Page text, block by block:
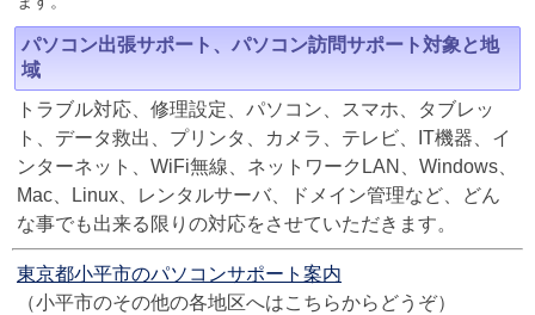
パソコン出張サポート、パソコン訪問サポート対象と地
域
トラブル対応、修理設定、パソコン、スマホ、タブレッ
ト、データ救出、プリンタ、カメラ、テレビ、IT機器、イ
ンターネット、WiFi無線、ネットワークLAN、Windows、
Mac、Linux、レンタルサーバ、ドメイン管理など、どん
な事でも出来る限りの対応をさせていただきます。
東京都小平市のパソコンサポート案内
（小平市のその他の各地区へはこちらからどうぞ）